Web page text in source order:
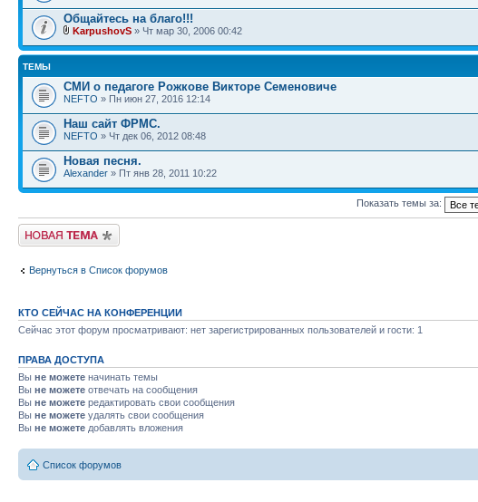
Общайтесь на благо!!!
KarpushovS » Чт мар 30, 2006 00:42
ТЕМЫ
СМИ о педагоге Рожкове Викторе Семеновиче
NEFTO » Пн июн 27, 2016 12:14
Наш сайт ФРМС.
NEFTO » Чт дек 06, 2012 08:48
Новая песня.
Alexander » Пт янв 28, 2011 10:22
Показать темы за:
Новая тема
Вернуться в Список форумов
КТО СЕЙЧАС НА КОНФЕРЕНЦИИ
Сейчас этот форум просматривают: нет зарегистрированных пользователей и гости: 1
ПРАВА ДОСТУПА
Вы не можете начинать темы
Вы не можете отвечать на сообщения
Вы не можете редактировать свои сообщения
Вы не можете удалять свои сообщения
Вы не можете добавлять вложения
Список форумов